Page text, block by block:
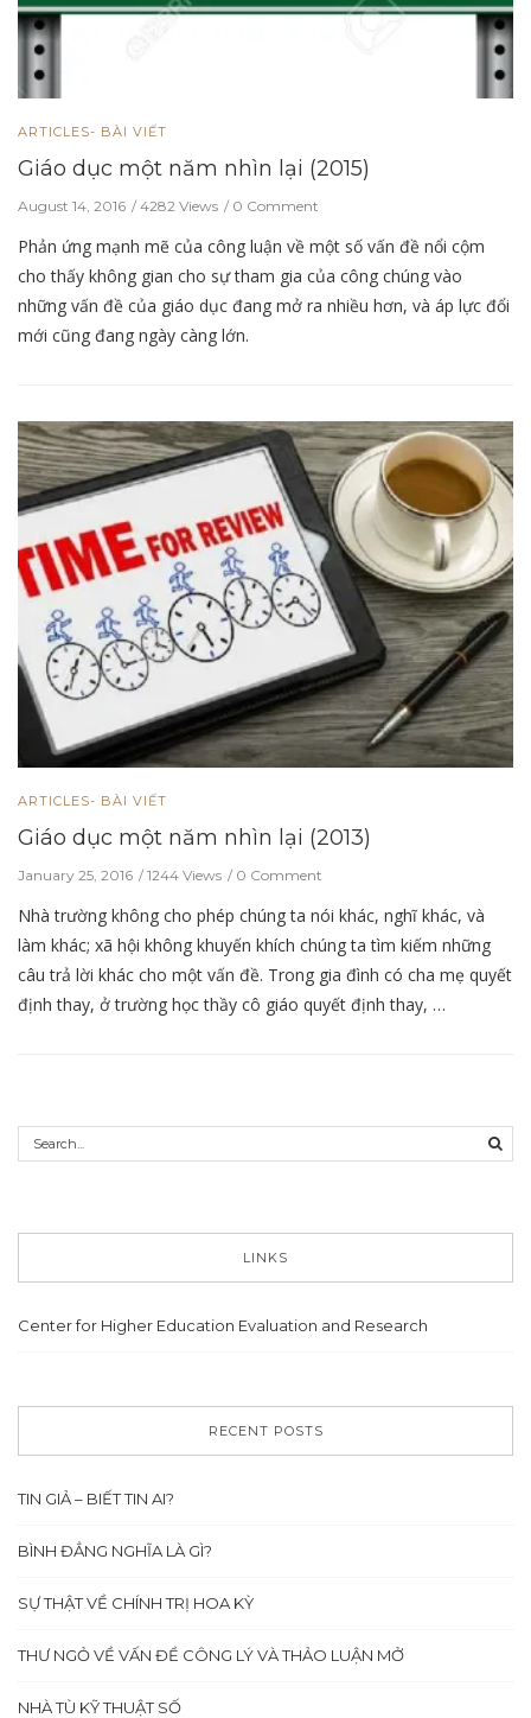
ARTICLES- BÀI VIẾT
Giáo dục một năm nhìn lại (2015)
August 14, 2016 4282 Views 0 Comment
Phản ứng mạnh mẽ của công luận về một số vấn đề nổi cộm
cho thấy không gian cho sự tham gia của công chúng vào
những vấn đề của giáo dục đang mở ra nhiều hơn, và áp lực đổi
mới cũng đang ngày càng lớn.
ARTICLES- BÀI VIẾT
Giáo dục một năm nhìn lại (2013)
January 25, 2016 1244 Views 0 Comment
Nhà trường không cho phép chúng ta nói khác, nghĩ khác, và
làm khác; xã hội không khuyến khích chúng ta tìm kiếm những
câu trả lời khác cho một vấn đề. Trong gia đình có cha mẹ quyết
định thay, ở trường học thầy cô giáo quyết định thay, …
LINKS
Center for Higher Education Evaluation and Research
RECENT POSTS
TIN GIẢ – BIẾT TIN AI?
BÌNH ĐẲNG NGHĨA LÀ GÌ?
SỰ THẬT VỀ CHÍNH TRỊ HOA KỲ
THƯ NGỎ VỀ VẤN ĐỀ CÔNG LÝ VÀ THẢO LUẬN MỞ
NHÀ TÙ KỸ THUẬT SỐ